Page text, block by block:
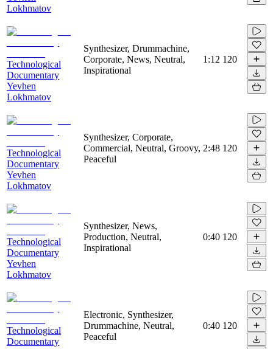
Lokhmatov
Technological
Documentary
Yevhen
Lokhmatov
Synthesizer, Drummachine,
Corporate, News, Neutral,
Inspirational
1:12 120
Technological
Documentary
Yevhen
Lokhmatov
Synthesizer, Corporate,
Commercial, Neutral, Groovy,
Peaceful
2:48 120
Technological
Documentary
Yevhen
Lokhmatov
Synthesizer, News,
Production, Neutral,
Inspirational
0:40 120
Technological
Documentary
Electronic, Synthesizer,
Drummachine, Neutral,
Peaceful
0:40 120